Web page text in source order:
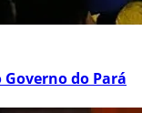
do Pará